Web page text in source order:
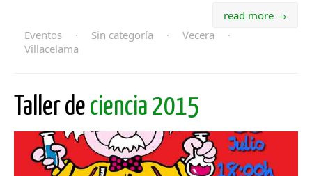
read more →
Eventos
· Sin categoría · Vecera
·
Villacelama
Taller de ciencia 2015